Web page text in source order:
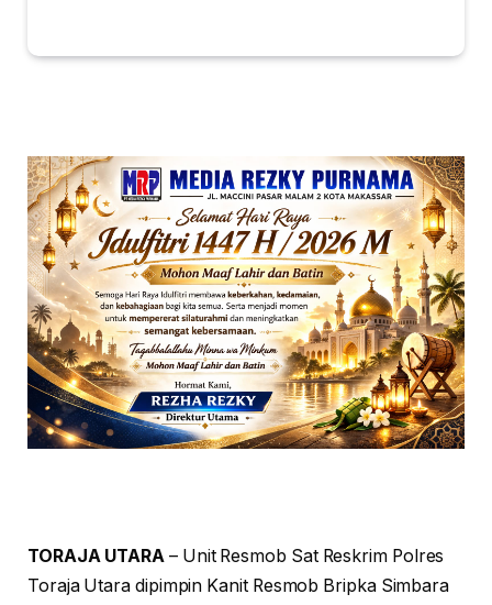
TORAJA UTARA – Unit Resmob Sat Reskrim Polres
Toraja Utara dipimpin Kanit Resmob Bripka Simbara